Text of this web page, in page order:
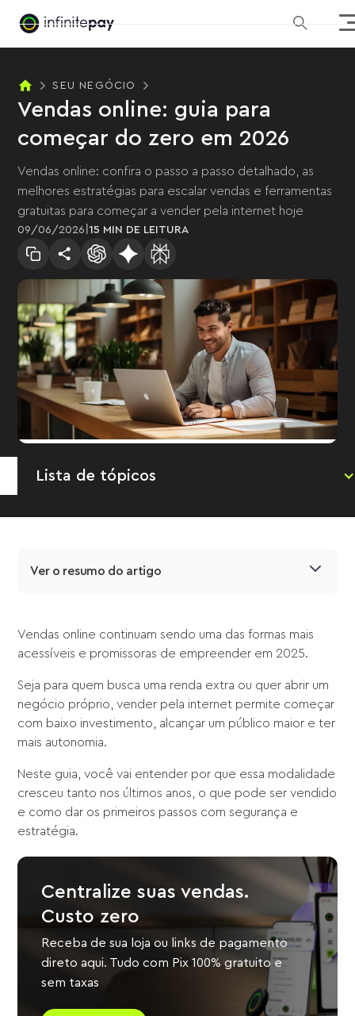
SEU NEGÓCIO
Vendas online: guia para
começar do zero em 2026
Vendas online: confira o passo a passo detalhado, as
melhores estratégias para escalar vendas e ferramentas
gratuitas para começar a vender pela internet hoje
09 /06 /2026 15 MIN DE LEITURA
Lista de tópicos
Ver o resumo do artigo
Vendas online continuam sendo uma das formas mais
acessíveis e promissoras de empreender em 2025.
Seja para quem busca uma renda extra ou quer abrir um
negócio próprio, vender pela internet permite começar
com baixo investimento, alcançar um público maior e ter
mais autonomia.
Neste guia, você vai entender por que essa modalidade
cresceu tanto nos últimos anos, o que pode ser vendido
e como dar os primeiros passos com segurança e
estratégia.
Centralize suas vendas.
Custo zero
Receba de sua loja ou links de pagamento
direto aqui. Tudo com Pix 100% gratuito e
sem taxas